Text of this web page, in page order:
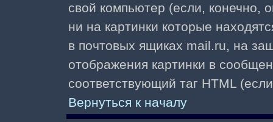
свой компьютер (если, конечно,
ни на картинки которые
в почтовых ящиках mail.ru, на
отображения картинки в
соответствующий таг HTML
Вернуться к началу